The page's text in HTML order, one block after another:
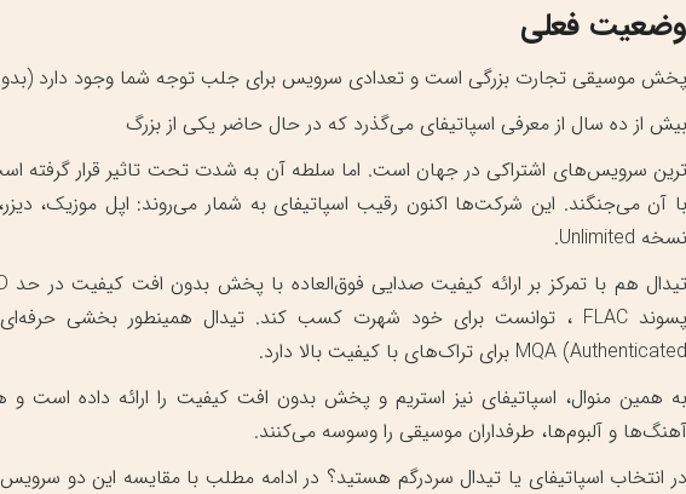
وضعیت فعلی
پخش موسیقی تجارت بزرگی است و تعدادی سرویس برای جلب توجه شما وجود دارد
بیش از ده سال از معرفی اسپاتیفای می‌گذرد که در حال حاضر یکی از بزرگ‌
ترین سرویس‌های اشتراکی در جهان است. اما سلطه آن به شدت تحت تاثیر قرار گرفته است
با آن می‌جنگند. این شرکت‌ها اکنون رقیب اسپاتیفای به شمار ‌می‌روند: اپل موزیک،
نسخه Unlimited.
Authenticated) MQA برای تراک‌های با کیفیت بالا دارد.
به همین منوال، اسپاتیفای نیز استریم و پخش بدون افت کیفیت را ارائه داده است و
آهنگ‌ها و آلبوم‌ها، طرفداران موسیقی را وسوسه می‌کنند.
در انتخاب اسپاتیفای یا تیدال سردرگم هستید؟ در ادامه مطلب با مقایسه این دو